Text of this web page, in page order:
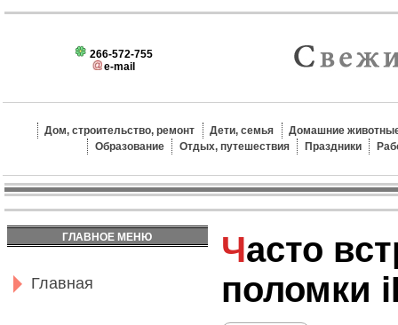
266-572-755
e-mail
Дом, строительство, ремонт Дети, семья
Домашние
Образование
Отдых, путешествия Праздники
ГЛАВНОЕ МЕНЮ
Главная
Часто встречающиеся
поломки